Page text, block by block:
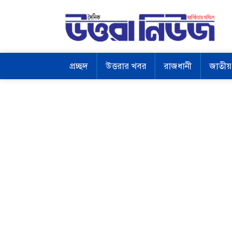
প্রচ্ছদ উত্তরার খবর রাজধানী জাতীয়